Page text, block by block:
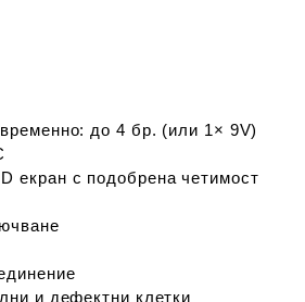
до 4 бр. (или 1× 9V)
екран с подобрена четимост
и дефектни клетки